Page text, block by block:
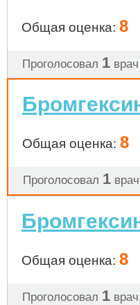
Общая оценка: 8
Проголосовал 1 врач
Общая оценка: 8
Проголосовал 1 врач
Общая оценка: 8
Проголосовал 1 врач